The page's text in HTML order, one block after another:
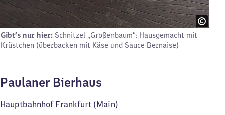
Gibt’s nur hier: Schnitzel „Großenbaum“: Hausgemacht mit
Krüstchen (überbacken mit Käse und Sauce Bernaise)
Paulaner Bierhaus
Hauptbahnhof Frankfurt (Main)